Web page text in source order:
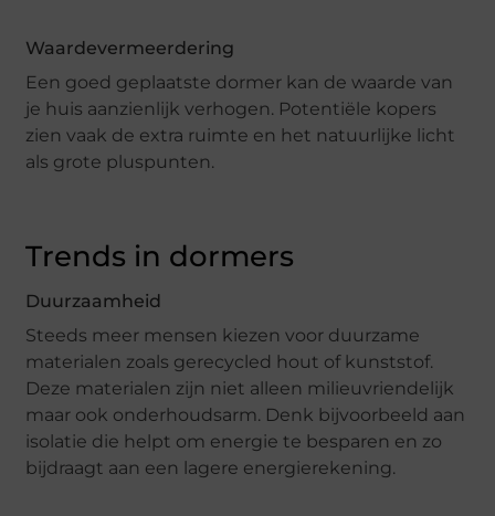
Waardevermeerdering
Een goed geplaatste dormer kan de waarde van
je huis aanzienlijk verhogen. Potentiële kopers
zien vaak de extra ruimte en het natuurlijke licht
als grote pluspunten.
Trends in dormers
Duurzaamheid
Steeds meer mensen kiezen voor duurzame
materialen zoals gerecycled hout of kunststof.
Deze materialen zijn niet alleen milieuvriendelijk
maar ook onderhoudsarm. Denk bijvoorbeeld aan
isolatie die helpt om energie te besparen en zo
bijdraagt aan een lagere energierekening.